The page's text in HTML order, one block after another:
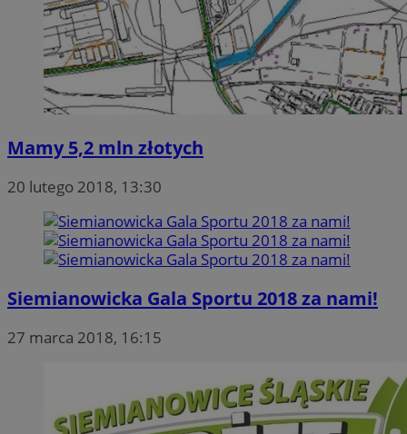
Mamy 5,2 mln złotych
20 lutego 2018, 13:30
Siemianowicka Gala Sportu 2018 za nami!
27 marca 2018, 16:15